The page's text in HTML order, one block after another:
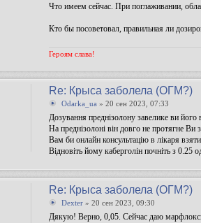
Что имеем сейчас. При поглаживании,
Кто бы посоветовал, правильная ли
Героям слава!
Re: Крыса заболела (ОГМ?)
Odarka_ua » 20 сен 2023, 07:33
Дозування преднізолону завелике ви
На преднізолоні він довго не протягне Ви
Вам би онлайн консультацію в лікаря взяти
Відновіть йому каберголін почніть з 0.25
Re: Крыса заболела (ОГМ?)
Dexter » 20 сен 2023, 09:30
Дякую! Верно, 0,05. Сейчас даю